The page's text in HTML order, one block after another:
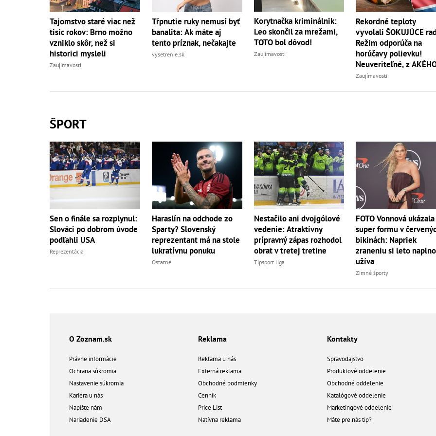
Tajomstvo staré viac než
tisíc rokov: Brno možno
vzniklo skôr, než si
historici mysleli
Zaujímavosti
Tŕpnutie ruky nemusí byť
banalita: Ak máte aj
tento príznak, nečakajte
vysetrenie.sk
Korytnačka kriminálnik:
Leo skončil za mrežami,
TOTO bol dôvod!
Zaujímavosti
Rekordné teploty
vyvolali ŠOKUJÚCE
Režim odporúča na
horúčavy polievku!
Neuveriteľné, z
zvierata
Zaujímavosti
ŠPORT
Sen o finále sa rozplynul:
Slováci po dobrom úvode
podľahli USA
Reprezentácia
Haraslín na odchode zo
Sparty? Slovenský
reprezentant má na stole
lukratívnu ponuku
Ostatné
Nestačilo ani dvojgólové
vedenie: Atraktívny
prípravný zápas rozhodol
obrat v tretej tretine
Tipsport liga
FOTO Vonnová ukázala
super formu v
bikinách: Napriek
zraneniu si leto naplno
užíva
Zimné športy
O Zoznam.sk
Právne informácie
Ochrana súkromia
Nastavenie súkromia
Kariéra u nás
Napíšte nám
Nariadenie DSA
Reklama
Reklama u nás
Externá reklama
Obchodné podmienky
Cenník
Price List
Natívna reklama
Kontakty
Spravodajstvo
Produktové oddelenie
Obchodné oddelenie
Katalógové oddelenie
Marketingové oddelenie
Máte pre nás tip?